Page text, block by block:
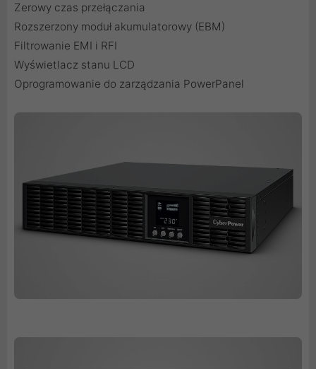
Zerowy czas przełączania
Rozszerzony moduł akumulatorowy (EBM)
Filtrowanie EMI i RFI
Wyświetlacz stanu LCD
Oprogramowanie do zarządzania PowerPanel